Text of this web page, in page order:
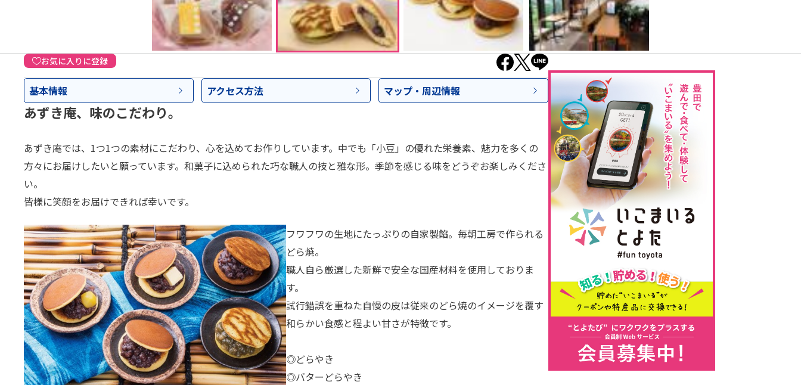
お気に入りに登録
基本情報 アクセス方法 マップ・周辺情報
あずき庵、味のこだわり。
あずき庵では、1つ1つの素材にこだわり、心を込めてお作りしています。中でも「小豆」の優れた栄養素、魅力を多くの
方々にお届けしたいと願っています。和菓子に込められた巧な職人の技と雅な形。季節を感じる味をどうぞお楽しみくださ
い。
皆様に笑顔をお届けできれば幸いです。
フワフワの生地にたっぷりの自家製餡。毎朝工房で作られる
どら焼。
職人自ら厳選した新鮮で安全な国産材料を使用しておりま
す。
試行錯誤を重ねた自慢の皮は従来のどら焼のイメージを覆す
和らかい食感と程よい甘さが特徴です。
◎どらやき
◎バターどらやき